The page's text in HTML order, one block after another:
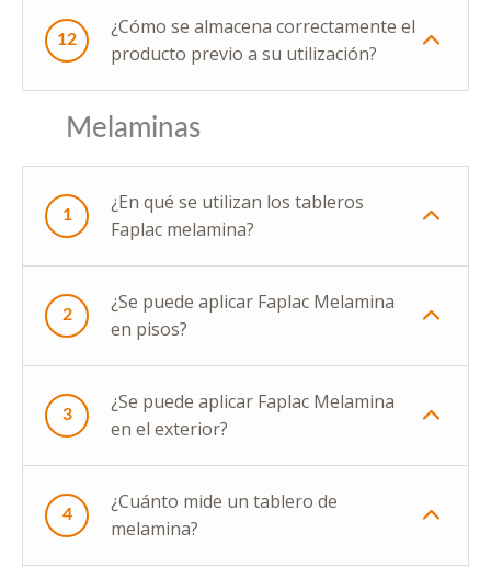
12
¿Cómo se almacena correctamente el
producto previo a su utilización?
Melaminas
1
¿En qué se utilizan los tableros
Faplac melamina?
2
¿Se puede aplicar Faplac Melamina
en pisos?
3
¿Se puede aplicar Faplac Melamina
en el exterior?
4
¿Cuánto mide un tablero de
melamina?